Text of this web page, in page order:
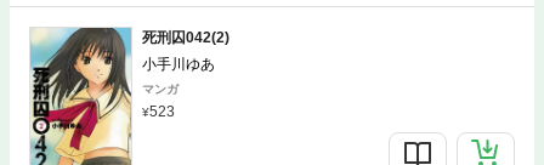
死刑囚042(2)
小手川ゆあ
マンガ
523